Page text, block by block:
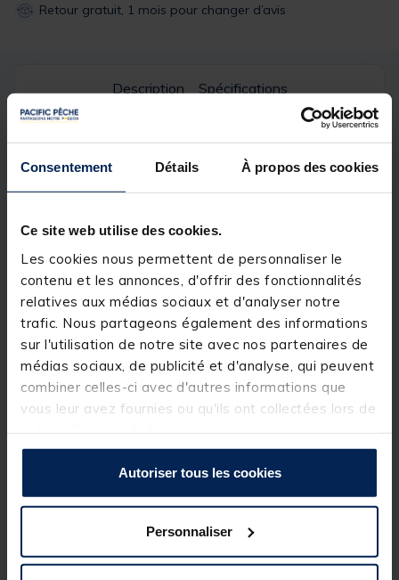
Consentement Détails À propos des cookies
Ce site web utilise des cookies.
Les cookies nous permettent de personnaliser le
contenu et les annonces, d'offrir des fonctionnalités
relatives aux médias sociaux et d'analyser notre
trafic. Nous partageons également des informations
sur l'utilisation de notre site avec nos partenaires de
médias sociaux, de publicité et d'analyse, qui peuvent
combiner celles-ci avec d'autres informations que
vous leur avez fournies ou qu'ils ont collectées lors de
Autoriser tous les cookies
Personnaliser
Retour gratuit, 1 mois pour changer d’avis
Description Spécifications
Description & détails
Description
Les Trakker Fluoro Booms
fluorocarbone 100% de 30 lb, offrant une solution
parfaite pour vos montages RonnieetHinged Stiff
. Leur liaison fusionnée est non seulement plus
solide, mais aussi plus propre que les nœuds
traditionnels. Chaque boom mesure 7,5 pouces de
long et est équipé de boucles parfaites à chaque
extrémité pour faciliter un changement rapide et
assurer une mécanique optimale de votre montage.
Le fluorocarbone, pratiquement invisible et qui coule
rapidement, permet au boom de s’éloigner du plomb
et d’offrir une présentation impeccable. Ce modèle
comprend uneClinga Ronnie Sleevede 0,3 g
contrepoids parfait pour équilibrer vos pop-ups. Il
Ronnie RigouChodsur l'élément ouvert
du clip, puis de glisser laClinga Ronnie Sleevepour
sécuriser l’ensemble. C’est rapide et simple à mettre
Détails